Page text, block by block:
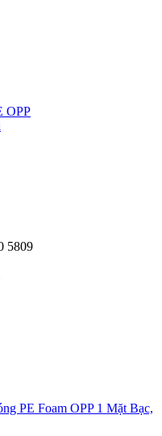
OPP
5809
PE Foam OPP 1 Mặt Bạc,